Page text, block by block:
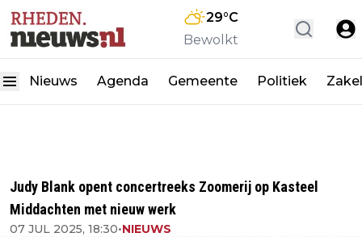
29°C
Bewolkt
Nieuws Agenda Gemeente Politiek
Judy Blank opent concertreeks Zoomerij op Kasteel
Middachten met nieuw werk
07 JUL 2025, 18:30•NIEUWS